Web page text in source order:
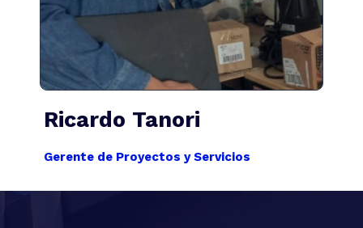
Ing.Atletl@gmail.com
Ricardo Tanori
Gerente de Proyectos y Servicios